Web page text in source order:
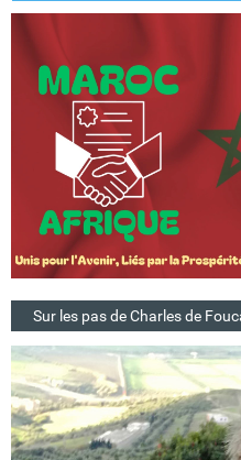
Sur les pas de Charles de